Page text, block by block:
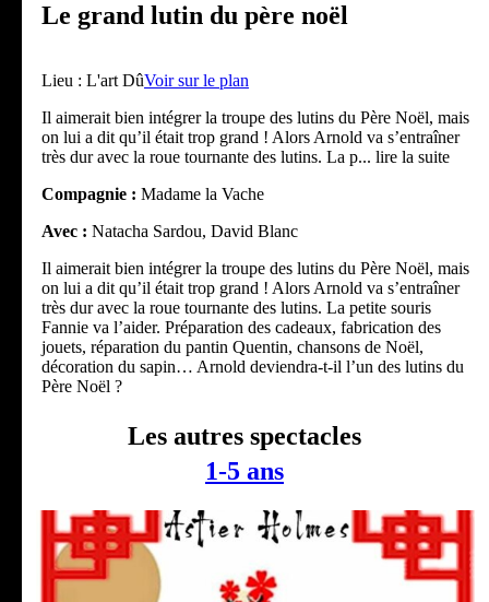
Le grand lutin du père noël
Lieu : L'art DûVoir sur le plan
Il aimerait bien intégrer la troupe des lutins du Père Noël, mais
on lui a dit qu’il était trop grand ! Alors Arnold va s’entraîner
très dur avec la roue tournante des lutins. La p... lire la suite
Compagnie : Madame la Vache
Avec : Natacha Sardou, David Blanc
Il aimerait bien intégrer la troupe des lutins du Père Noël, mais
on lui a dit qu’il était trop grand ! Alors Arnold va s’entraîner
très dur avec la roue tournante des lutins. La petite souris
Fannie va l’aider. Préparation des cadeaux, fabrication des
jouets, réparation du pantin Quentin, chansons de Noël,
décoration du sapin… Arnold deviendra-t-il l’un des lutins du
Père Noël ?
Les autres spectacles
1-5 ans